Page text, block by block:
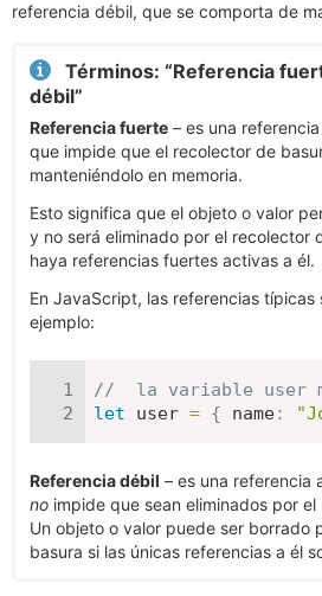
referencia débil, que se comporta de
Términos: “Referencia
débil”
Referencia fuerte – es una
que impide que el recolector de
manteniéndolo en memoria.
Esto significa que el objeto o valor
y no será eliminado por el recolector
haya referencias fuertes activas a él.
En JavaScript, las referencias típicas
ejemplo:
//  la variable user
let user = { name:
Referencia débil – es una referencia
no impide que sean eliminados por
Un objeto o valor puede ser borrado
basura si las únicas referencias a él